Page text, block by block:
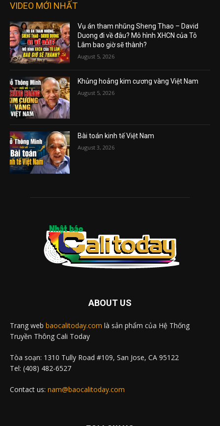
VIDEO MỚI NHẤT
Vụ án tham nhũng Sheng Thao – David
Duong đi về đâu? Mô hình XHCN của Tô
Lâm bao giờ sẽ thành?
August 5, 2026
Khủng hoảng kim cương vàng Việt Nam
August 5, 2026
Bài toán kinh tế Việt Nam
August 3, 2026
ABOUT US
Trang web baocalitoday.com là sản phẩm của Hệ Thống
Truyền Thông Cali Today
Tòa soạn: 1310 Tully Road #109, San Jose, CA 95122
Tel: (408) 482-6527
Contact us: nam@baocalitoday.com